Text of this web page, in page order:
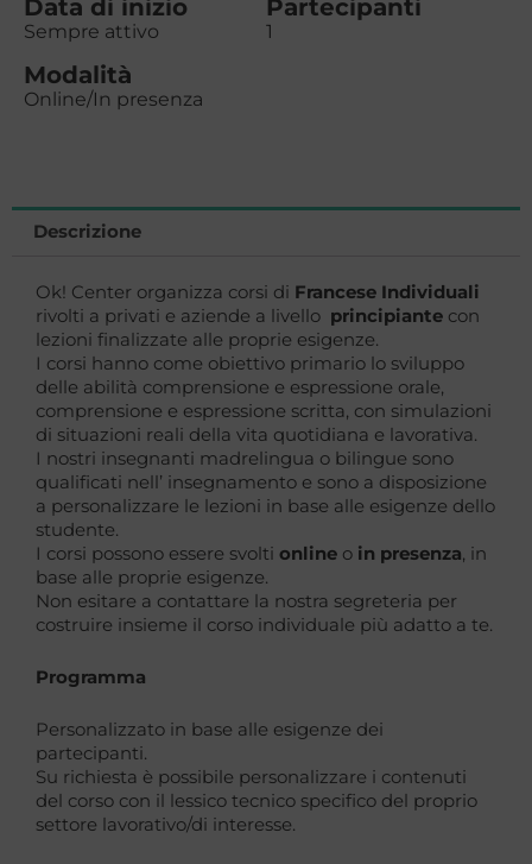
Data di inizio
Sempre attivo
Partecipanti
1
Modalità
Online/In presenza
Descrizione
Ok! Center organizza corsi di Francese Individuali
rivolti a privati e aziende a livello principiante con
lezioni finalizzate alle proprie esigenze.
I corsi hanno come obiettivo primario lo sviluppo
delle abilità comprensione e espressione orale,
comprensione e espressione scritta, con simulazioni
di situazioni reali della vita quotidiana e lavorativa.
I nostri insegnanti madrelingua o bilingue sono
qualificati nell’ insegnamento e sono a disposizione
a personalizzare le lezioni in base alle esigenze dello
studente.
I corsi possono essere svolti online o in presenza, in
base alle proprie esigenze.
Non esitare a contattare la nostra segreteria per
costruire insieme il corso individuale più adatto a te.
Programma
Personalizzato in base alle esigenze dei
partecipanti.
Su richiesta è possibile personalizzare i contenuti
del corso con il lessico tecnico specifico del proprio
settore lavorativo/di interesse.